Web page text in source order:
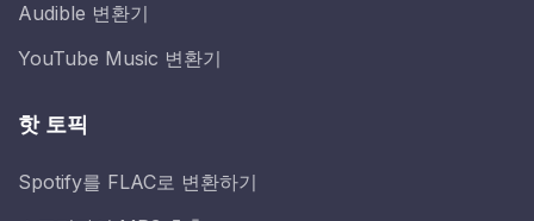
Audible 변환기
YouTube Music 변환기
핫 토픽
Spotify를 FLAC로 변환하기